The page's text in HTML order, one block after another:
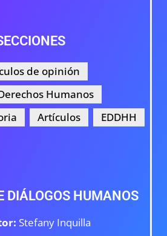
de opinión
Humanos
Artículos EDDHH
DIÁLOGOS HUMANOS
Stefany Inquilla